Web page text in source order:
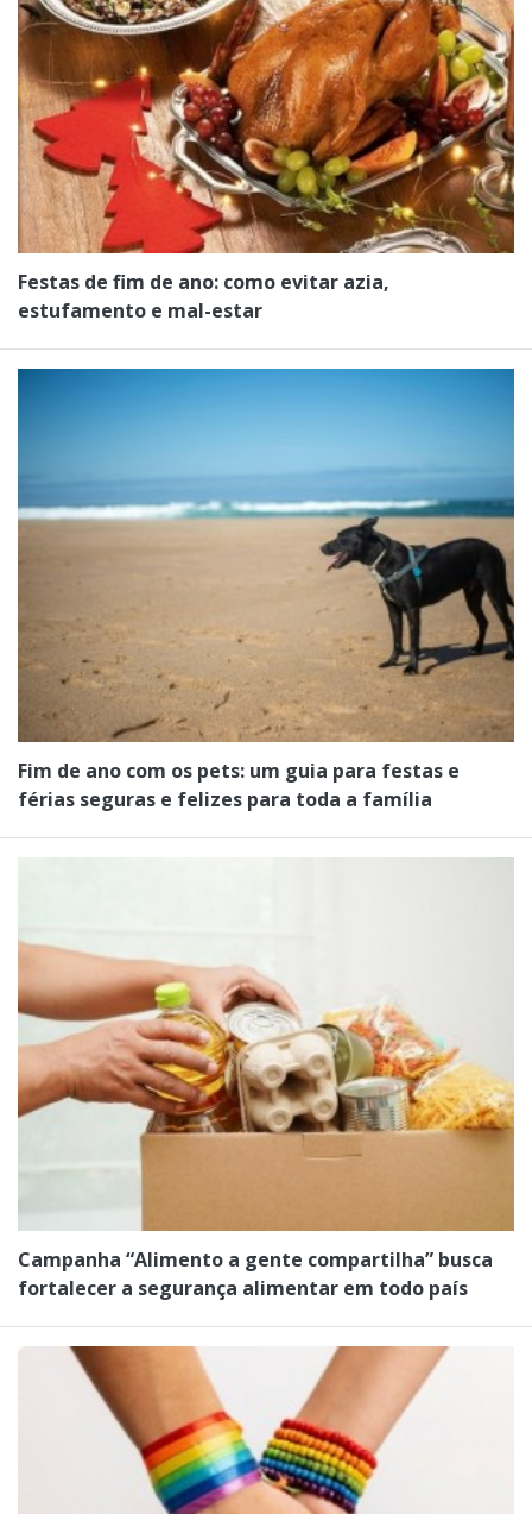
Festas de fim de ano: como evitar azia,
estufamento e mal-estar
Fim de ano com os pets: um guia para festas e
férias seguras e felizes para toda a família
Campanha “Alimento a gente compartilha” busca
fortalecer a segurança alimentar em todo país